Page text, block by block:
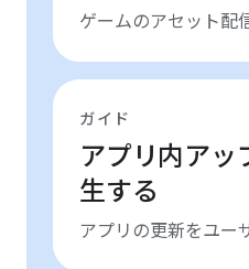
ゲームのアセット配
ガイド
アプリ内アッ
生する
アプリの更新をユー